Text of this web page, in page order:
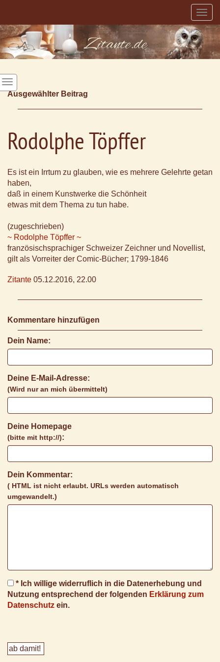
Ausgewählter Beitrag
Rodolphe Töpffer
Es ist ein Irrtum zu glauben, wie es mehrere Gelehrte getan
haben,
daß in einem Kunstwerke die Schönheit
etwas mit dem Thema zu tun habe.
(zugeschrieben)
~ Rodolphe Töpffer ~
französischsprachiger Schweizer Zeichner und Novellist,
gilt als Vorreiter der Comic-Bücher; 1799-1846
Zitante 05.12.2016, 22.00
Kommentare hinzufügen
Dein Name:
Deine E-Mail-Adresse:
(Wird nur an mich übermittelt)
Deine Homepage
(bitte mit http://):
Dein Kommentar:
( HTML ist nicht erlaubt. URLs werden automatisch
umgewandelt.)
* Ich willige widerruflich in die Datenerhebung und
Nutzung entsprechend der folgenden Erklärung zum
Datenschutz ein.